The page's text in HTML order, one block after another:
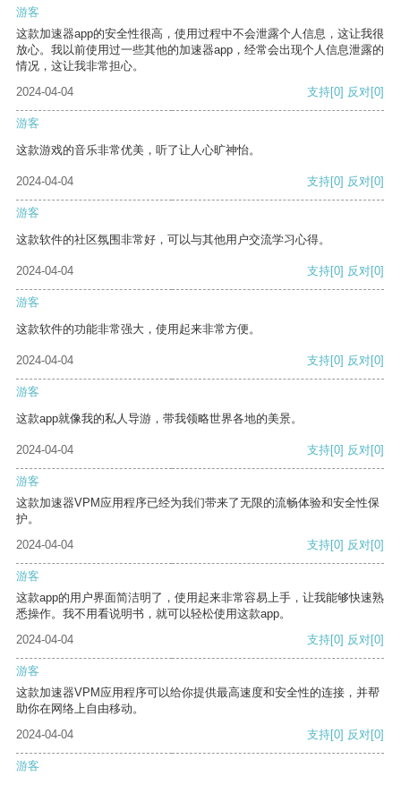
游客
这款加速器app的安全性很高，使用过程中不会泄露个人信息，这让我很
放心。我以前使用过一些其他的加速器app，经常会出现个人信息泄露的
情况，这让我非常担心。
2024-04-04
支持[0] 反对[0]
游客
这款游戏的音乐非常优美，听了让人心旷神怡。
2024-04-04 支持[0] 反对[0]
游客
这款软件的社区氛围非常好，可以与其他用户交流学习心得。
2024-04-04 支持[0] 反对[0]
游客
这款软件的功能非常强大，使用起来非常方便。
2024-04-04 支持[0] 反对[0]
游客
这款app就像我的私人导游，带我领略世界各地的美景。
2024-04-04 支持[0] 反对[0]
游客
这款加速器VPM应用程序已经为我们带来了无限的流畅体验和安全性保
护。
2024-04-04
支持[0] 反对[0]
游客
这款app的用户界面简洁明了，使用起来非常容易上手，让我能够快速熟
悉操作。我不用看说明书，就可以轻松使用这款app。
2024-04-04
支持[0] 反对[0]
游客
这款加速器VPM应用程序可以给你提供最高速度和安全性的连接，并帮
助你在网络上自由移动。
2024-04-04
支持[0] 反对[0]
游客